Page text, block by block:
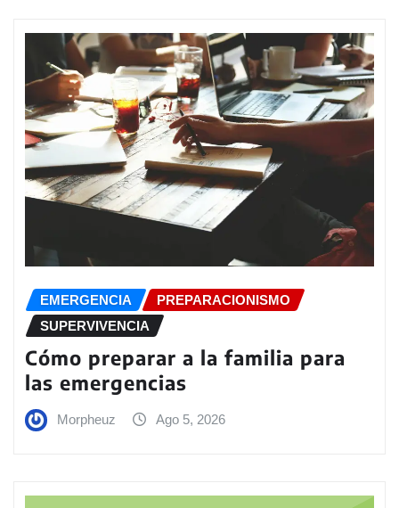
EMERGENCIA
PREPARACIONISMO
SUPERVIVENCIA
Cómo preparar a la familia para
las emergencias
Morpheuz Ago 5, 2026